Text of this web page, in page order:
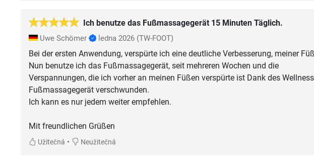
Ich benutze das Fußmassagegerät 15 Minuten Täglich.
Uwe Schömer ledna 2026 (TW-FOOT)
Bei der ersten Anwendung, verspürte ich eine deutliche Verbesserung, meiner
Nun benutze ich das Fußmassagegerät, seit mehreren Wochen und die
Verspannungen, die ich vorher an meinen Füßen verspürte ist Dank des Wellness
Fußmassagegerät verschwunden.
Ich kann es nur jedem weiter empfehlen.
Mit freundlichen Grüßen
Užitečná • Neužitečná